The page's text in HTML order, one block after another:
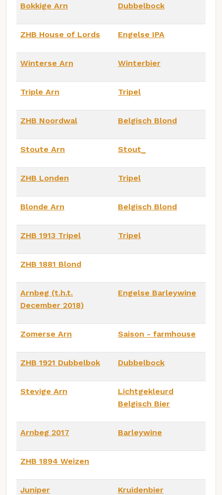
Bokkige Arn Dubbelbock
ZHB House of Lords Engelse IPA
Winterse Arn Winterbier
Triple Arn Tripel
ZHB Noordwal Belgisch Blond
Stoute Arn Stout_
ZHB Londen Tripel
Blonde Arn Belgisch Blond
ZHB 1913 Tripel Tripel
ZHB 1881 Blond
Arnbeg (t.h.t.
December 2018)
Engelse Barleywine
Zomerse Arn Saison - farmhouse
ZHB 1921 Dubbelbok Dubbelbock
Stevige Arn
Lichtgekleurd
Belgisch Bier
Arnbeg 2017 Barleywine
ZHB 1894 Weizen
Juniper Kruidenbier